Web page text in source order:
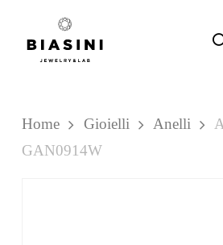
Carrello
Home Gioielli Anelli
GAN0914W